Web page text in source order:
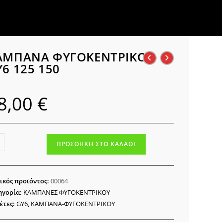
ΦΥΓΟΚΕΝΤΡΙΚΟΥ
125 150
€
ΠΡΟΣΘΉΚΗ ΣΤΟ ΚΑΛΆΘΙ
προϊόντος:00064
ΚΑΜΠΑΝΕΣ ΦΥΓΟΚΕΝΤΡΙΚΟΥ
GY6, ΚΑΜΠΑΝΑ-ΦΥΓΟΚΕΝΤΡΙΚΟΥ